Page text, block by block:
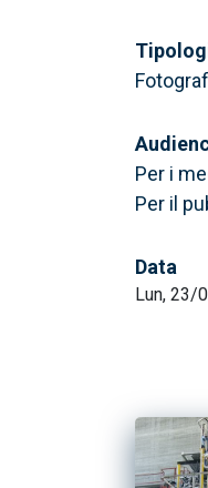
Per i
Per il
Data
Lun, 23/